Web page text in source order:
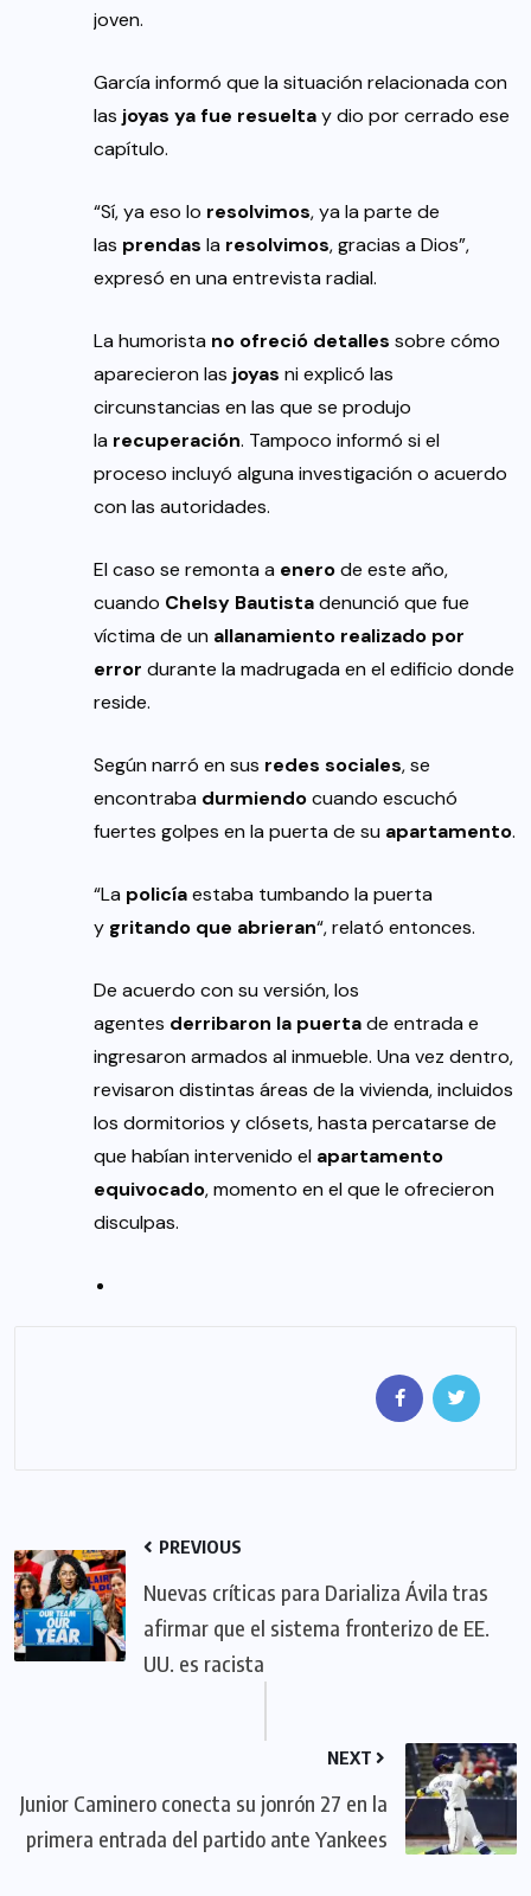
joven.
García informó que la situación relacionada con
las joyas ya fue resueltay dio por cerrado ese
capítulo.
“Sí, ya eso lo resolvimos, ya la parte de
las prendas la resolvimos, gracias a Dios”,
expresó en una entrevista radial.
La humorista no ofreció detalles sobre cómo
aparecieron las joyas ni explicó las
circunstancias en las que se produjo
la recuperación. Tampoco informó si el
proceso incluyó alguna investigación o acuerdo
con las autoridades.
El caso se remonta a enerode este año,
cuando Chelsy Bautistadenunció que fue
víctima de un allanamiento realizado por
error durante la madrugada en el edificio donde
reside.
Según narró en sus redes sociales, se
encontraba durmiendocuando escuchó
fuertes golpes en la puerta de su apartamento.
“La policíaestaba tumbando la puerta
y gritando que abrieran“, relató entonces.
De acuerdo con su versión, los
agentes derribaron la puertade entrada e
ingresaron armados al inmueble. Una vez dentro,
revisaron distintas áreas de la vivienda, incluidos
los dormitorios y clósets, hasta percatarse de
que habían intervenido el apartamento
equivocado, momento en el que le ofrecieron
disculpas.
PREVIOUS
Nuevas críticas para Darializa Ávila tras
afirmar que el sistema fronterizo de EE.
UU. es racista
NEXT
Junior Caminero conecta su jonrón 27 en la
primera entrada del partido ante Yankees